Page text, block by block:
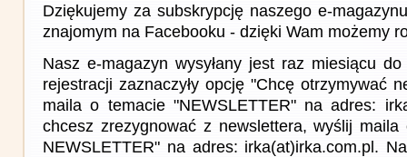
Dziękujemy za subskrypcję naszego e-
znajomym na Facebooku - dzięki Wam możemy
Nasz e-magazyn wysyłany jest raz miesiącu
rejestracji zaznaczyły opcję "Chcę otrzymywać
maila o temacie "NEWSLETTER" na adres:
chcesz zrezygnować z newslettera, wyślij
NEWSLETTER" na adres: irka(at)irka.com.pl.